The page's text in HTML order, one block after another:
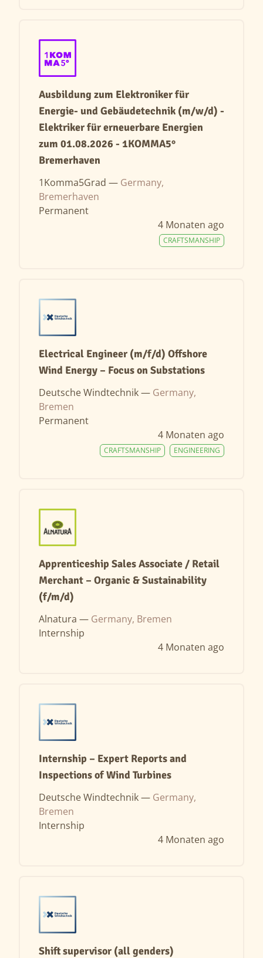
Ausbildung zum Elektroniker für
Energie- und Gebäudetechnik (m/w/d) -
Elektriker für erneuerbare Energien
zum 01.08.2026 - 1KOMMA5°
Bremerhaven
1Komma5Grad — Germany,
Bremerhaven
Permanent
4 Monaten ago
CRAFTSMANSHIP
Electrical Engineer (m/f/d) Offshore
Wind Energy – Focus on Substations
Deutsche Windtechnik — Germany,
Bremen
Permanent
4 Monaten ago
ENGINEERING
CRAFTSMANSHIP
Apprenticeship Sales Associate / Retail
Merchant – Organic & Sustainability
(f/m/d)
Alnatura — Germany, Bremen
Internship
4 Monaten ago
Internship – Expert Reports and
Inspections of Wind Turbines
Deutsche Windtechnik — Germany,
Bremen
Internship
4 Monaten ago
Shift supervisor (all genders)